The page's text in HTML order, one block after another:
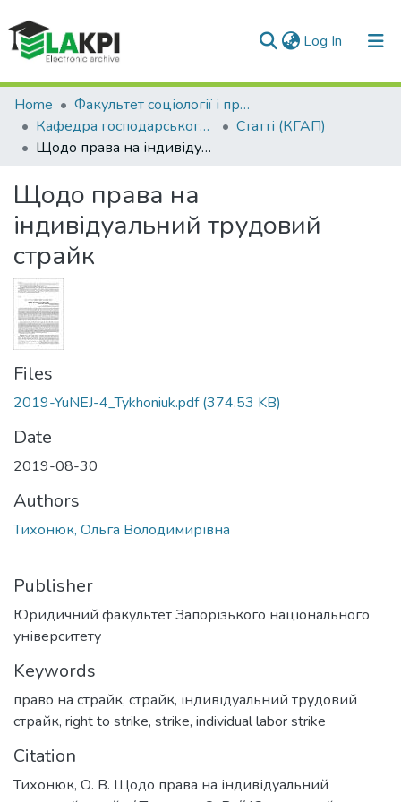
Log In (current)
Communities & Collections
All of DSpace
Home
Факультет соціології і права (ФСП)
Кафедра господарського та адміністративного права (КГАП)
Статті (КГАП)
Щодо права на індивідуальний трудовий страйк
Щодо права на
індивідуальний трудовий
страйк
Files
2019-YuNEJ-4_Tykhoniuk.pdf(374.53 KB)
Date
2019-08-30
Authors
Тихонюк, Ольга Володимирівна
Publisher
Юридичний факультет Запорізького національного
університету
Keywords
право на страйк, страйк, індивідуальний трудовий
страйк, right to strike, strike, individual labor strike
Citation
Тихонюк, О. В. Щодо права на індивідуальний